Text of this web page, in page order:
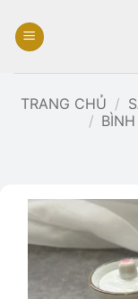
qua
dung
TRANG CHỦ /
/